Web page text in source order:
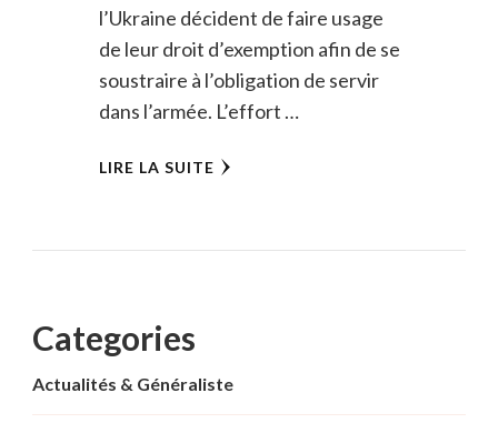
l’Ukraine décident de faire usage
de leur droit d’exemption afin de se
soustraire à l’obligation de servir
dans l’armée. L’effort …
LIRE LA SUITE
Categories
Actualités & Généraliste